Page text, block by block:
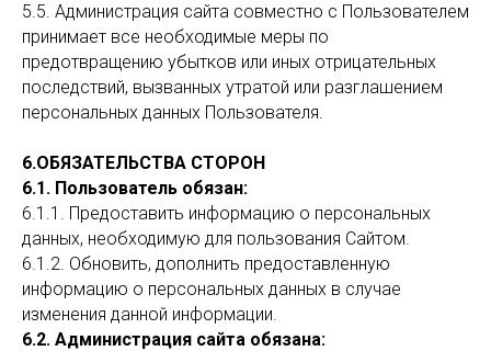
5.5. Администрация сайта совместно с Пользователем
принимает все необходимые меры по
предотвращению убытков или иных отрицательных
последствий, вызванных утратой или разглашением
персональных данных Пользователя.
6.ОБЯЗАТЕЛЬСТВА СТОРОН
6.1. Пользователь обязан:
6.1.1. Предоставить информацию о персональных
данных, необходимую для пользования Сайтом.
6.1.2. Обновить, дополнить предоставленную
информацию о персональных данных в случае
изменения данной информации.
6.2. Администрация сайта обязана: